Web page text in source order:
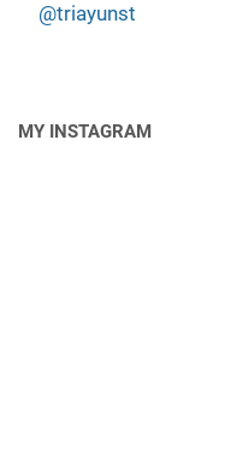
@triayunst
MY INSTAGRAM